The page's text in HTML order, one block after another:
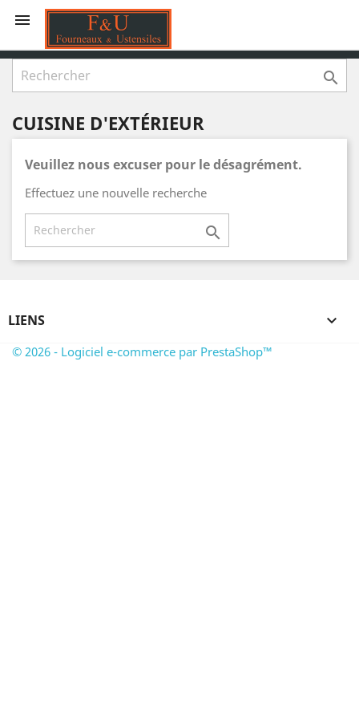


CUISINE D'EXTÉRIEUR
Veuillez nous excuser pour le désagrément.
Effectuez une nouvelle recherche

LIENS 
© 2026 - Logiciel e-commerce par PrestaShop™